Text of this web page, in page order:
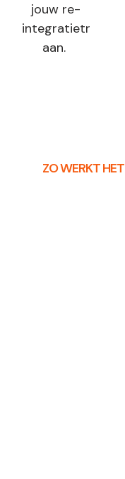
jouw re-
integratietraject
aan.
ZO WERKT HET